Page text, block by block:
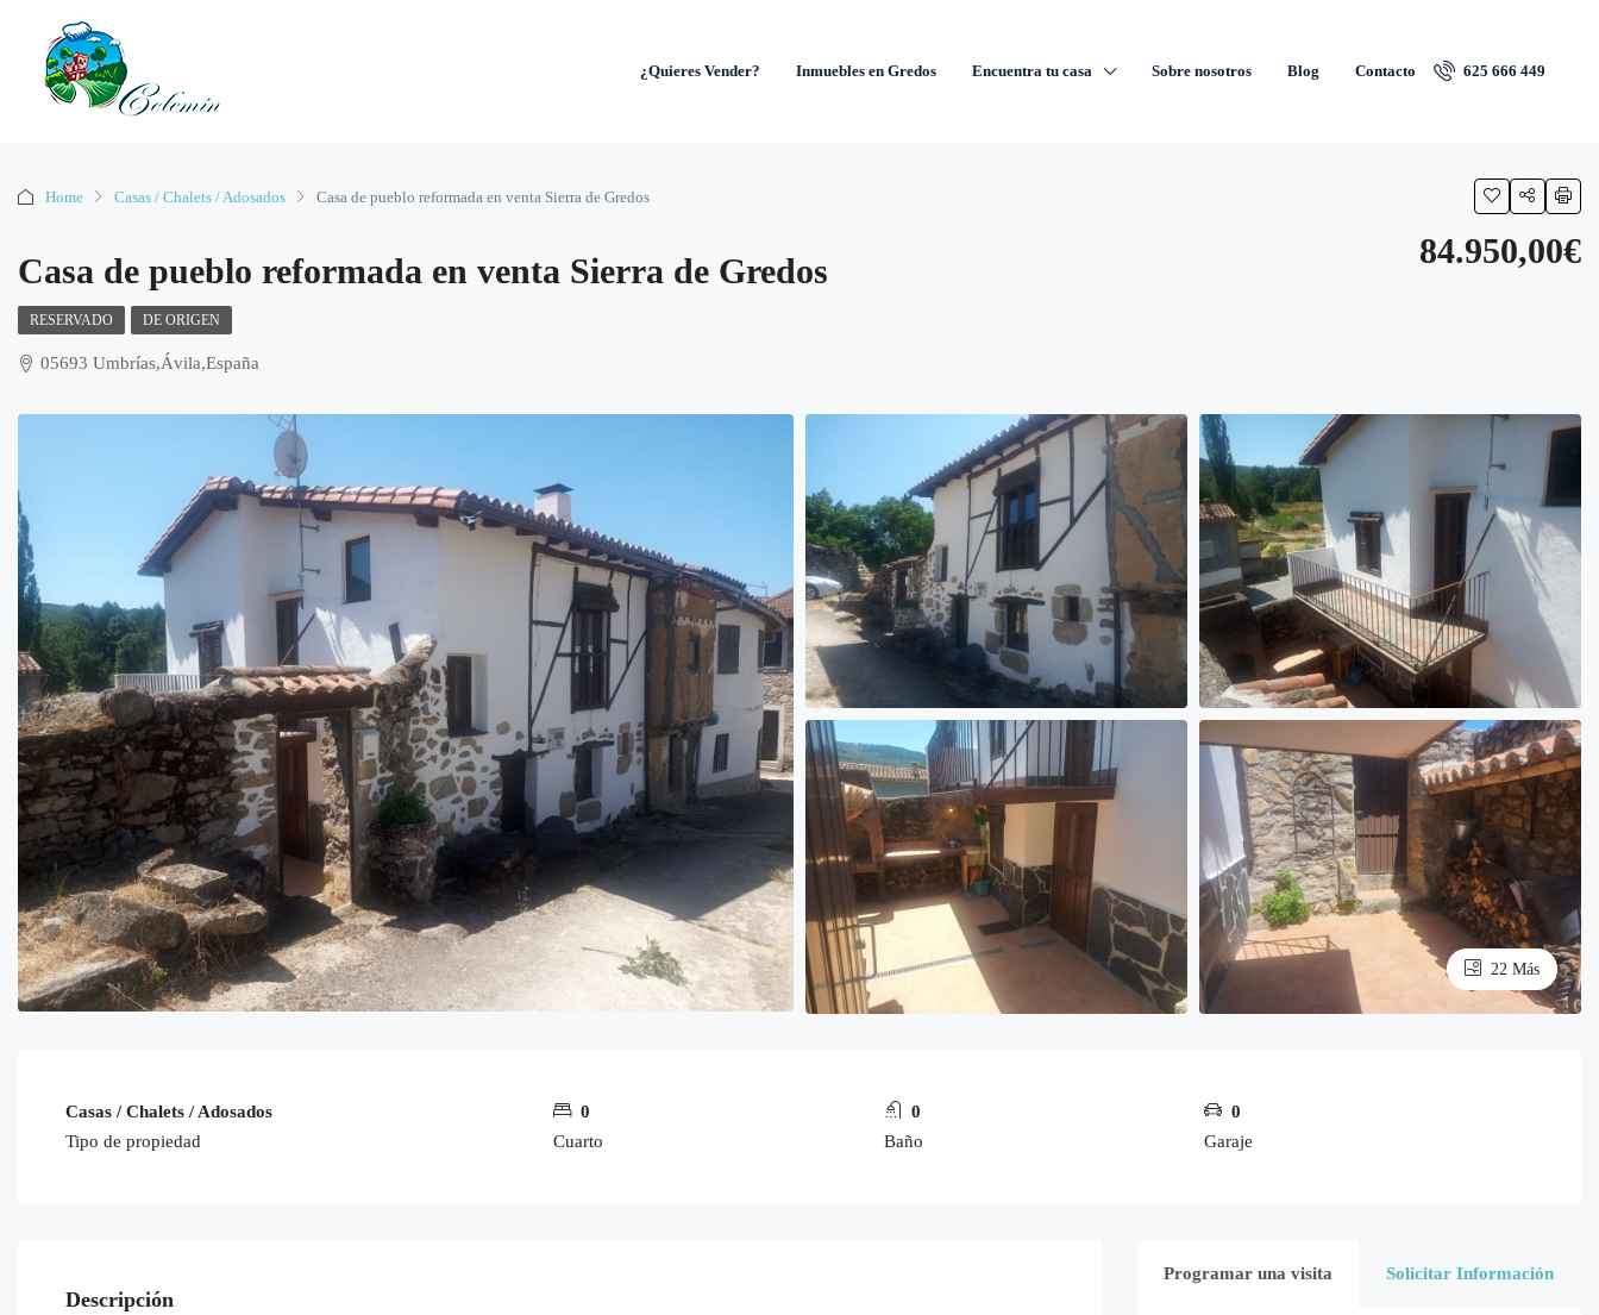
¿Quieres Vender? Inmuebles en Gredos Encuentra tu casa Sobre nosotros Blog Contacto 625 666 449
Home Casas / Chalets / Adosados Casa de pueblo reformada en venta Sierra de Gredos
Casa de pueblo reformada en venta Sierra de Gredos
84.950,00€
RESERVADO DE ORIGEN
05693 Umbrías,Ávila,España
22 Más
Casas / Chalets / Adosados
Tipo de propiedad
0
Cuarto
0
Baño
0
Garaje
Descripción
Programar una visita Solicitar Información